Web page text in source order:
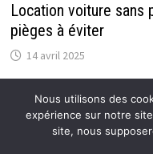
Location voiture sans
pièges à éviter
14 avril 2025
Nous utilisons des
expérience sur notre
site, nous